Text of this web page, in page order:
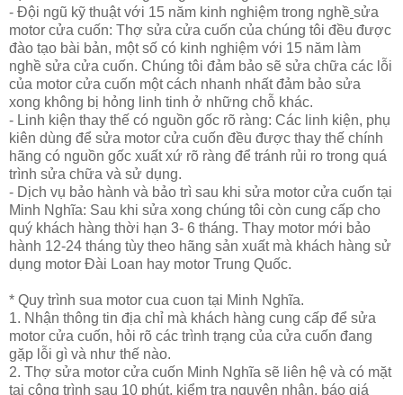
- Đội ngũ kỹ thuật với 15 năm kinh nghiệm trong nghề sửa
motor cửa cuốn: Thợ sửa cửa cuốn của chúng tôi đều được
đào tạo bài bản, một số có kinh nghiệm với 15 năm làm
nghề sửa cửa cuốn. Chúng tôi đảm bảo sẽ sửa chữa các lỗi
của motor cửa cuốn một cách nhanh nhất đảm bảo sửa
xong không bị hỏng linh tinh ở những chỗ khác.
- Linh kiện thay thế có nguồn gốc rõ ràng: Các linh kiện, phụ
kiên dùng để sửa motor cửa cuốn đều được thay thế chính
hãng có nguồn gốc xuất xứ rõ ràng để tránh rủi ro trong quá
trình sửa chữa và sử dụng.
- Dịch vụ bảo hành và bảo trì sau khi sửa motor cửa cuốn tại
Minh Nghĩa: Sau khi sửa xong chúng tôi còn cung cấp cho
quý khách hàng thời hạn 3- 6 tháng. Thay motor mới bảo
hành 12-24 tháng tùy theo hãng sản xuất mà khách hàng sử
dụng motor Đài Loan hay motor Trung Quốc.
* Quy trình sua motor cua cuon tại Minh Nghĩa.
1. Nhận thông tin địa chỉ mà khách hàng cung cấp để sửa
motor cửa cuốn, hỏi rõ các trình trạng của cửa cuốn đang
gặp lỗi gì và như thế nào.
2. Thợ sửa motor cửa cuốn Minh Nghĩa sẽ liên hệ và có mặt
tại công trình sau 10 phút, kiểm tra nguyên nhân, báo giá